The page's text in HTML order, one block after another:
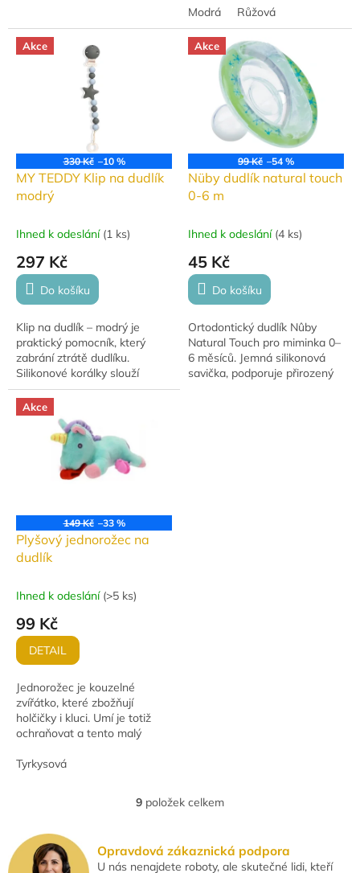
upevnění hraček a...
bakteriemi, ať už jste na
procházce, na...
Modrá Růžová
Akce
330 Kč –10 %
MY TEDDY Klip na dudlík
modrý
Ihned k odeslání (1 ks)
297 Kč
Do košíku
Klip na dudlík – modrý je
praktický pomocník, který
zabrání ztrátě dudlíku.
Silikonové korálky slouží
zároveň jako kousátko pro
úlevu při prořezávání zoubků.
Vyrobeno ze 100%...
Akce
99 Kč –54 %
Nüby dudlík natural touch
0-6 m
Ihned k odeslání (4 ks)
45 Kč
Do košíku
Ortodontický dudlík Nûby
Natural Touch pro miminka 0–
6 měsíců. Jemná silikonová
savička, podporuje přirozený
Akce
149 Kč –33 %
Plyšový jednorožec na
dudlík
Ihned k odeslání (>5 ks)
99 Kč
DETAIL
Jednorožec je kouzelné
zvířátko, které zbožňují
holčičky i kluci. Umí je totiž
ochraňovat a tento malý
dětem hlídat i jejich dudlík.
Tyrkysová
O
á
9 položek celkem
Opravdová zákaznická podpora
U nás nenajdete roboty, ale skutečné lidi, kteří